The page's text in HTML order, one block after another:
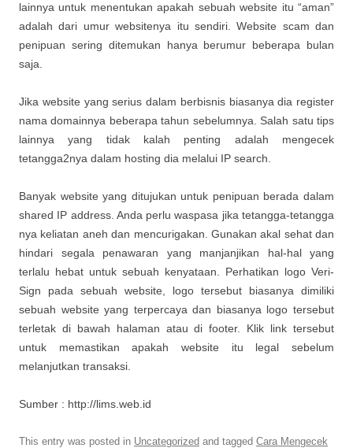
lainnya untuk menentukan apakah sebuah website itu “aman”
adalah dari umur websitenya itu sendiri. Website scam dan
penipuan sering ditemukan hanya berumur beberapa bulan
saja.
Jika website yang serius dalam berbisnis biasanya dia register
nama domainnya beberapa tahun sebelumnya. Salah satu tips
lainnya yang tidak kalah penting adalah mengecek
tetangga2nya dalam hosting dia melalui IP search.
Banyak website yang ditujukan untuk penipuan berada dalam
shared IP address. Anda perlu waspasa jika tetangga-tetangga
nya keliatan aneh dan mencurigakan. Gunakan akal sehat dan
hindari segala penawaran yang manjanjikan hal-hal yang
terlalu hebat untuk sebuah kenyataan. Perhatikan logo Veri-
Sign pada sebuah website, logo tersebut biasanya dimiliki
sebuah website yang terpercaya dan biasanya logo tersebut
terletak di bawah halaman atau di footer. Klik link tersebut
untuk memastikan apakah website itu legal sebelum
melanjutkan transaksi.
Sumber : http://lims.web.id
This entry was posted in Uncategorized and tagged Cara Mengecek